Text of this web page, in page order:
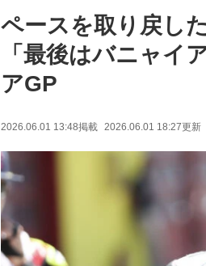
ペースを取り戻し
「最後はバニャイ
アGP
2026.06.01 13:48掲載 2026.06.01 18:27更新